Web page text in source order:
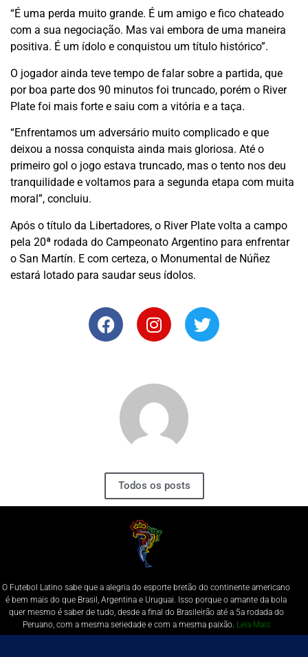
“É uma perda muito grande. É um amigo e fico chateado
com a sua negociação. Mas vai embora de uma maneira
positiva. É um ídolo e conquistou um título histórico”.
O jogador ainda teve tempo de falar sobre a partida, que
por boa parte dos 90 minutos foi truncado, porém o River
Plate foi mais forte e saiu com a vitória e a taça.
“Enfrentamos um adversário muito complicado e que
deixou a nossa conquista ainda mais gloriosa. Até o
primeiro gol o jogo estava truncado, mas o tento nos deu
tranquilidade e voltamos para a segunda etapa com muita
moral”, concluiu.
Após o título da Libertadores, o River Plate volta a campo
pela 20ª rodada do Campeonato Argentino para enfrentar
o San Martín. E com certeza, o Monumental de Núñez
estará lotado para saudar seus ídolos.
Todos os posts
O Futebol Latino sabe que a alegria do esporte bretão do continente americano
é bem mais do que Brasil, Argentina e Uruguai. Isso porque o amante da bola
quer mesmo é saber de tudo, desde a final do Brasileirão até a 5a rodada do
Peruano, com a mesma seriedade e com a mesma paixão. Leia Mais